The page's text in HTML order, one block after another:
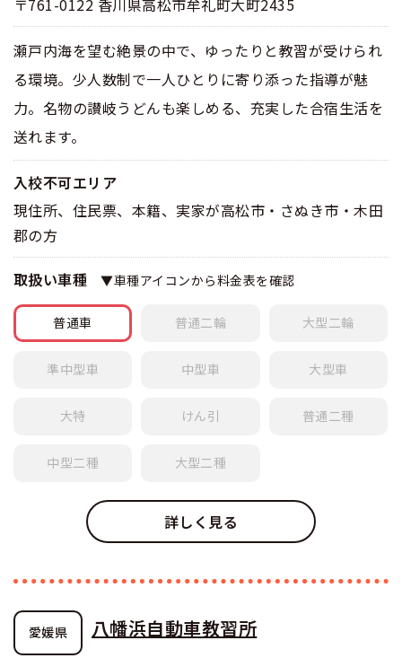
〒761-0122 香川県高松市牟礼町大町2435
瀬戸内海を望む絶景の中で、ゆったりと教習が受けられ
る環境。少人数制で一人ひとりに寄り添った指導が魅
力。名物の讃岐うどんも楽しめる、充実した合宿生活を
送れます。
入校不可エリア
現住所、住民票、本籍、実家が高松市・さぬき市・木田
郡の方
取扱い車種 ▼車種アイコンから料金表を確認
普通車 普通二輪 大型二輪
準中型車 中型車 大型車
大特 けん引 普通二種
中型二種 大型二種
詳しく見る
愛媛県 八幡浜自動車教習所